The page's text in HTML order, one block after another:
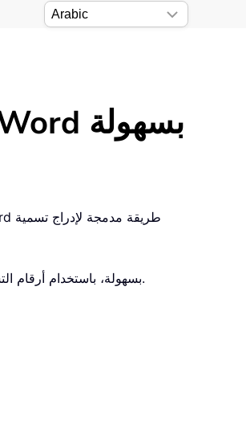
إدراج تسميات توضيحية محاذية لليمين بجانب المعادلات في Word بسهولة
سيأخذك هذا البرنامج التعليمي خطوة بخطوة لإدراج تسميات توضيحية محاذية لليمين بجانب المعادلات في Word بسهولة، باستخدام أرقام التسميات التوضيحية بين قوسين كمثال.